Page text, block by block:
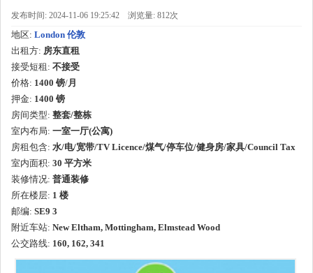
发布时间: 2024-11-06 19:25:42 浏览量: 812次
地区: London 伦敦
出租方: 房东直租
接受短租: 不接受
价格: 1400 镑/月
押金: 1400 镑
房间类型: 整套/整栋
室内布局: 一室一厅(公寓)
房租包含: 水/电/宽带/TV Licence/煤气/停车位/健身房/家具/Council Tax
室内面积: 30 平方米
装修情况: 普通装修
所在楼层: 1 楼
邮编: SE9 3
附近车站: New Eltham, Mottingham, Elmstead Wood
公交路线: 160, 162, 341